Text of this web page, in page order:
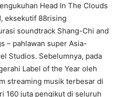
Head In The Clouds
eksekutif 88rising
soundtrack Shang-Chi and
– pahlawan super Asia-
Studios. Sebelumnya, pada
Label of the Year oleh
streaming musik terbesar di
160 juta pengikut di seluruh